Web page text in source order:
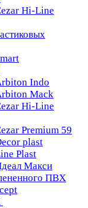
Hi-Line
Indo
Mack
Hi-Line
Premium 59
plast
Plast
Макси
ПВХ